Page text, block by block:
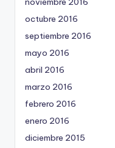
octubre 2016
septiembre 2016
mayo 2016
abril 2016
marzo 2016
febrero 2016
enero 2016
diciembre 2015